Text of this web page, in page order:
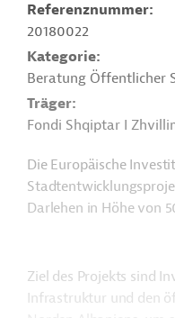
Referenznummer
20180022
Kategorie
Beratung Öffentlicher
Träger
Fondi Shqiptar I
Die Europäische
Darlehen in Höhe von
Ziel des Projekts sind
Infrastruktur und den